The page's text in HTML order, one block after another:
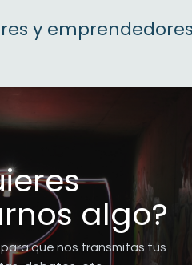
y
algo?
que nos transmitas tus